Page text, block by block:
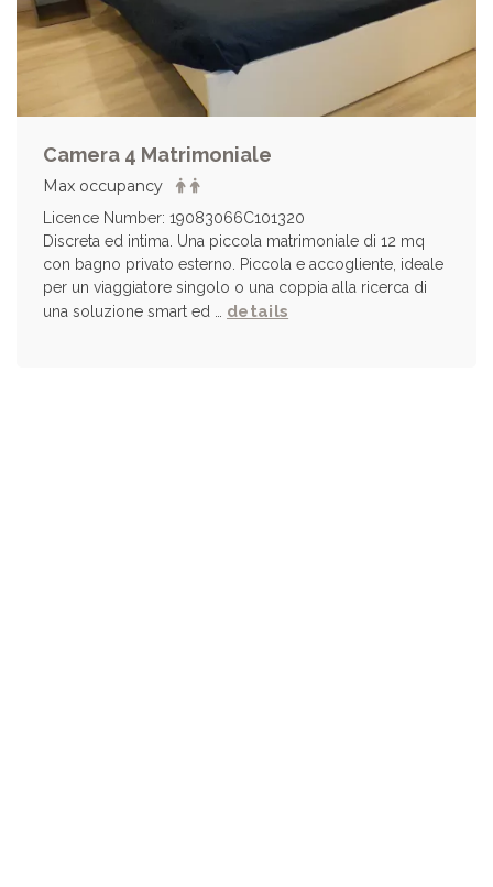
Camera 4 Matrimoniale
Max occupancy
Licence Number: 19083066C101320
Discreta ed intima. Una piccola matrimoniale di 12 mq
con bagno privato esterno. Piccola e accogliente, ideale
per un viaggiatore singolo o una coppia alla ricerca di
una soluzione smart ed … details